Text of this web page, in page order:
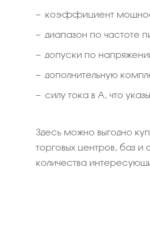
коэффициент
диапазон по частоте
допуски по
дополнительную
силу тока в А, что
Здесь можно выгодно
торговых центров, баз
количества